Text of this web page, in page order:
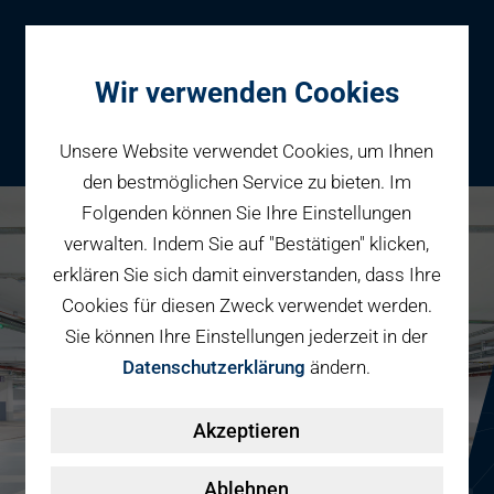
Parken
Reservieren
Fahrradparken
Geschäftspartner
Parkraumbewirtschaftung
Smart Mobility Hubs
Services
Karriere bei PBW
Wir verwenden Cookies
Unsere Website verwendet Cookies, um Ihnen
den bestmöglichen Service zu bieten. Im
Folgenden können Sie Ihre Einstellungen
verwalten. Indem Sie auf "Bestätigen" klicken,
erklären Sie sich damit einverstanden, dass Ihre
Cookies für diesen Zweck verwendet werden.
Sie können Ihre Einstellungen jederzeit in der
Datenschutzerklärung ändern.
Akzeptieren
Ablehnen